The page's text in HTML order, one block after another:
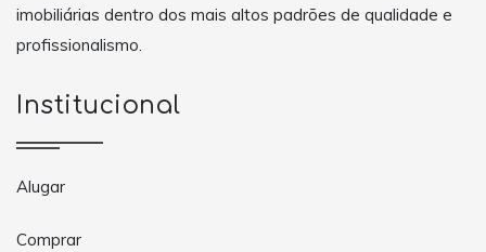
imobiliárias dentro dos mais altos padrões de qualidade e
profissionalismo.
Institucional
Alugar
Comprar